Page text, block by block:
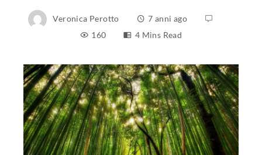
Veronica Perotto
7 anni ago
160
4 Mins Read